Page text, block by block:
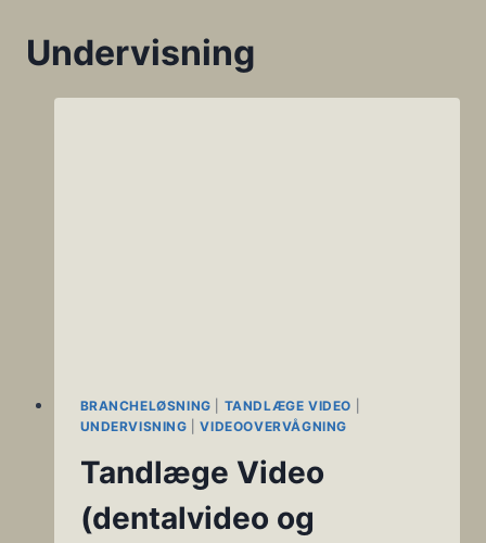
Undervisning
BRANCHELØSNING TANDLÆGE VIDEO
UNDERVISNING |VIDEOOVERVÅGNING
Tandlæge Video
(dentalvideo og